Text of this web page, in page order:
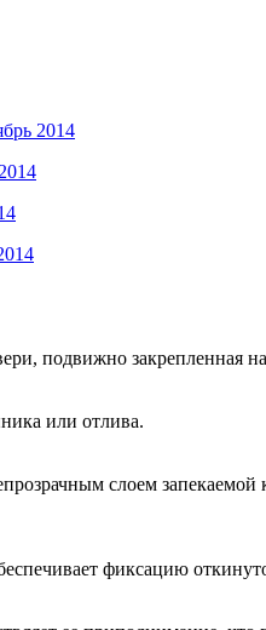
2014
подвижно закрепленная
или отлива.
слоем
фиксацию